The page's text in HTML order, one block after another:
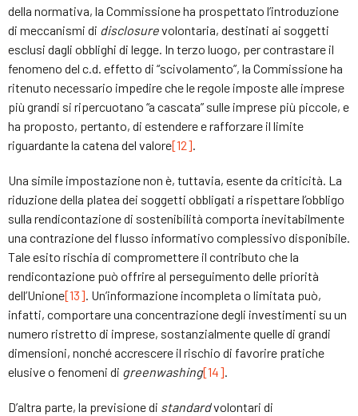
della normativa, la Commissione ha prospettato l’introduzione
di meccanismi di disclosurevolontaria, destinati ai soggetti
esclusi dagli obblighi di legge. In terzo luogo, per contrastare il
fenomeno del c.d. effetto di “scivolamento”, la Commissione ha
ritenuto necessario impedire che le regole imposte alle imprese
più grandi si ripercuotano “a cascata” sulle imprese più piccole, e
ha proposto, pertanto, di estendere e rafforzare il limite
riguardante la catena del valore[12].
Una simile impostazione non è, tuttavia, esente da criticità. La
riduzione della platea dei soggetti obbligati a rispettare l’obbligo
sulla rendicontazione di sostenibilità comporta inevitabilmente
una contrazione del flusso informativo complessivo disponibile.
Tale esito rischia di compromettere il contributo che la
rendicontazione può offrire al perseguimento delle priorità
dell’Unione[13]. Un’informazione incompleta o limitata può,
infatti, comportare una concentrazione degli investimenti su un
numero ristretto di imprese, sostanzialmente quelle di grandi
dimensioni, nonché accrescere il rischio di favorire pratiche
elusive o fenomeni di greenwashing[14].
D’altra parte, la previsione di standardvolontari di